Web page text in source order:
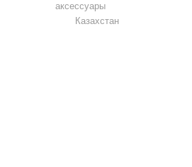
аксессуары
Казахстан